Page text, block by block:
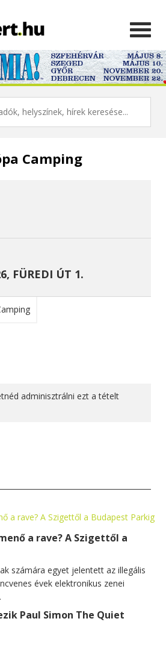
Camping
FÜREDI ÚT 1.
adminisztrálni ezt a tételt
a rave? A Szigettől a
számára egyet jelentett az illegális
évek elektronikus zenei
Paul Simon The Quiet